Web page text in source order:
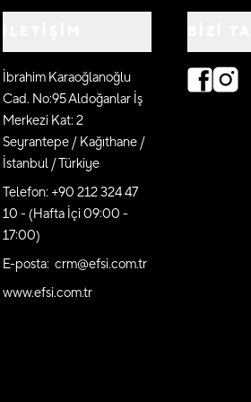
İbrahim Karaoğlanoğlu
Cad. No:95 Aldoğanlar İş
Merkezi Kat: 2
Seyrantepe / Kağıthane /
İstanbul / Türkiye
Telefon: +90 212 324 47
10 - (Hafta İçi 09:00 -
17:00)
E-posta: crm@efsi.com.tr
www.efsi.com.tr